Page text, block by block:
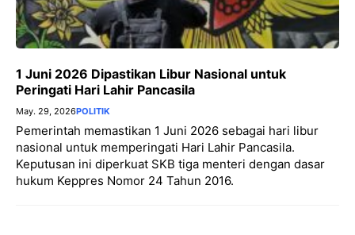
1 Juni 2026 Dipastikan Libur Nasional untuk
Peringati Hari Lahir Pancasila
May. 29, 2026POLITIK
Pemerintah memastikan 1 Juni 2026 sebagai hari libur
nasional untuk memperingati Hari Lahir Pancasila.
Keputusan ini diperkuat SKB tiga menteri dengan dasar
hukum Keppres Nomor 24 Tahun 2016.